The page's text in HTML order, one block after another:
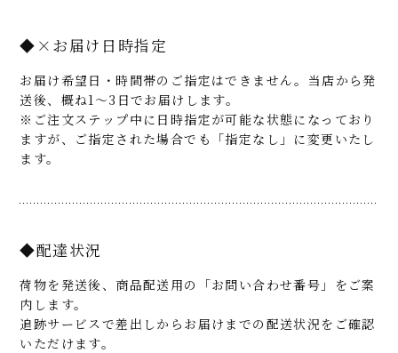
◆×お届け日時指定
お届け希望日・時間帯のご指定はできません。当店から発
送後、概ね1～3日でお届けします。
※ご注文ステップ中に日時指定が可能な状態になっており
ますが、ご指定された場合でも「指定なし」に変更いたし
ます。
◆配達状況
荷物を発送後、商品配送用の「お問い合わせ番号」をご案
内します。
追跡サービスで差出しからお届けまでの配送状況をご確認
いただけます。